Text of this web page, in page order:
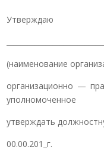
Утверждаю
(наименование
организационно —
уполномоченное
утверждать
00.00.201_г.